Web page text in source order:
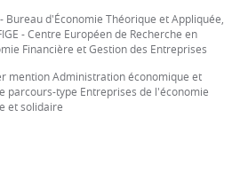
- Bureau d'Économie Théorique et Appliquée,
- Centre Européen de Recherche en
Financière et Gestion des Entreprises
mention Administration économique et
parcours-type Entreprises de l'économie
et solidaire